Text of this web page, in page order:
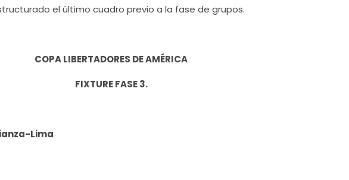
el último cuadro previo a la fase de grupos.
COPA LIBERTADORES DE AMÉRICA
FIXTURE FASE 3.
Lima